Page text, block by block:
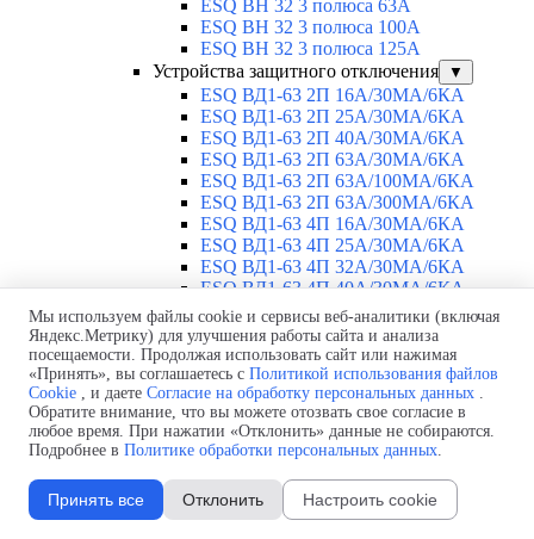
ESQ ВН 32 3 полюса 63А
ESQ ВН 32 3 полюса 100А
ESQ ВН 32 3 полюса 125А
Устройства защитного отключения
▼
ESQ ВД1-63 2П 16А/30МА/6КА
ESQ ВД1-63 2П 25А/30МА/6КА
ESQ ВД1-63 2П 40А/30МА/6КА
ESQ ВД1-63 2П 63А/30МА/6КА
ESQ ВД1-63 2П 63А/100МА/6КА
ESQ ВД1-63 2П 63А/300МА/6КА
ESQ ВД1-63 4П 16А/30МА/6КА
ESQ ВД1-63 4П 25А/30МА/6КА
ESQ ВД1-63 4П 32А/30МА/6КА
ESQ ВД1-63 4П 40А/30МА/6КА
ESQ ВД1-63 4П 63А/30МА/6КА
ESQ ВД1-63 4П 63А/300МА/6КА
ESQ ВД1-63 4П 100А/300МА/6КА
ESQ ВД1-63 4П 63А/100MA/6КА
ESQ ВД1-63 M 2П 25А/30МА/6КА
ESQ ВД1-63 M 2П 40А/30МА/6КА
ESQ ВД1-63 M 2П 63А/300МА/6КА
Автоматические выключатели
ESQ ВА 47-29 1П 2А
ESQ ВА 47-29 1П 3А
Мы используем файлы cookie и сервисы веб-аналитики (включая
Яндекс.Метрику) для улучшения работы сайта и анализа
посещаемости. Продолжая использовать сайт или нажимая
«Принять», вы соглашаетесь с Политикой использования файлов
Cookie , и даете Согласие на обработку персональных данных .
Обратите внимание, что вы можете отозвать свое согласие в
любое время. При нажатии «Отклонить» данные не собираются.
Подробнее в Политике обработки персональных данных.
Принять все Отклонить Настроить cookie